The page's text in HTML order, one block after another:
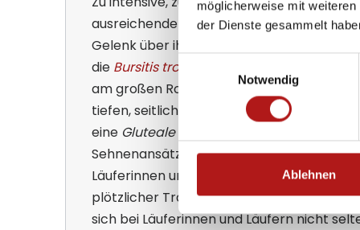
möglicherweise mit
der Dienste gesammelt
Einwilligungsauswahl
Notwendig
Ablehnen
ausreichende Regeneration belasten
Gelenk über ihre Belastungsgrenze hinaus.
die Bursitis trochanterica
am großen Rollhügel (Trochanter major),
tiefen, seitlichen Hüftschmerz bemerkbar
eine Gluteale Tendinopathie
Sehnenansätze der Gesäßmuskulatur
Läuferinnen und Läufern mit
plötzlicher Trainingsintensivierung. Im
sich bei Läuferinnen und Läufern nicht